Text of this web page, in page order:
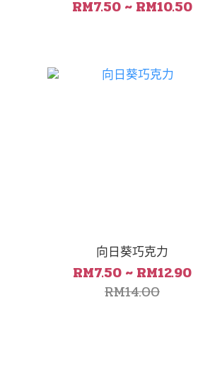
RM7.50 ~ RM10.50
向日葵巧克力
RM7.50 ~ RM12.90
RM14.00